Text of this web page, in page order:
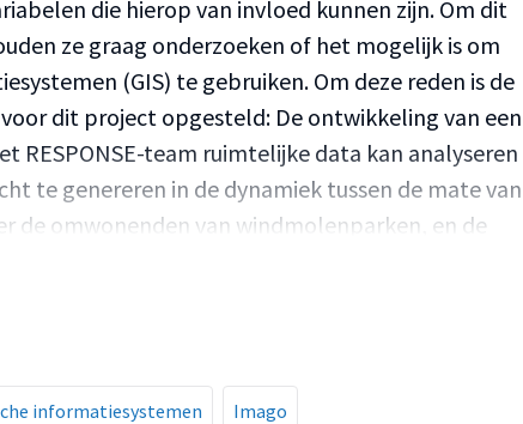
die hierop van invloed kunnen zijn. Om dit
ze graag onderzoeken of het mogelijk is om
(GIS) te gebruiken. Om deze reden is de
dit project opgesteld: De ontwikkeling van een
RESPONSE-team ruimtelijke data kan analyseren
te genereren in de dynamiek tussen de mate van
de omwonenden van windmolenparken, en de
informatiesystemen Imago